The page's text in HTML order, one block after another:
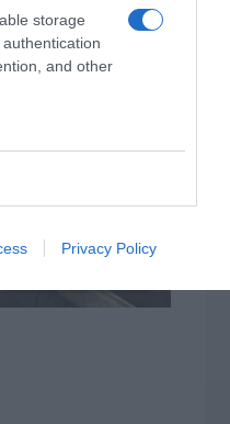
storage
and other
Privacy Policy